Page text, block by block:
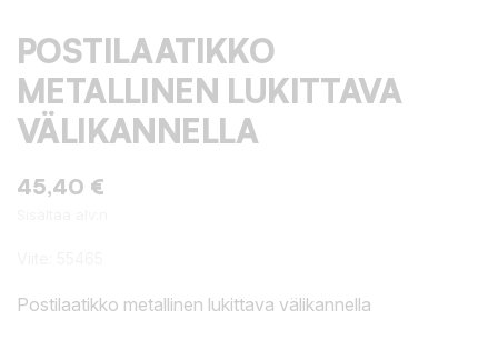
POSTILAATIKKO
METALLINEN LUKITTAVA
VÄLIKANNELLA
45,40 €
Postilaatikko metallinen lukittava välikannella